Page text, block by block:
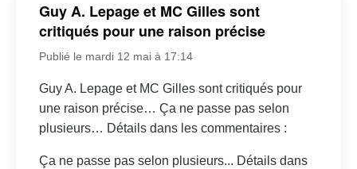
Guy A. Lepage et MC Gilles sont
critiqués pour une raison précise
Publié le mardi 12 mai à 17:14
Guy A. Lepage et MC Gilles sont critiqués pour
une raison précise… Ça ne passe pas selon
plusieurs… Détails dans les commentaires :
Ça ne passe pas selon plusieurs... Détails dans